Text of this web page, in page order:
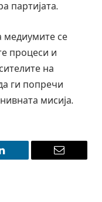
партијата.
медиумите се
процеси и
на
ги попречи
мисија.
Email